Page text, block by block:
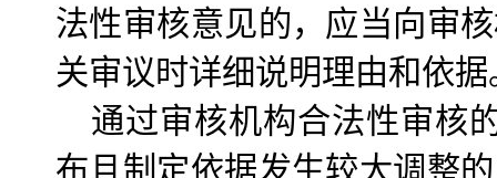
法性审核意见的，应当向审
关审议时详细说明理由和依据
通过审核机构合法性审核
布且制定依据发生较大调整